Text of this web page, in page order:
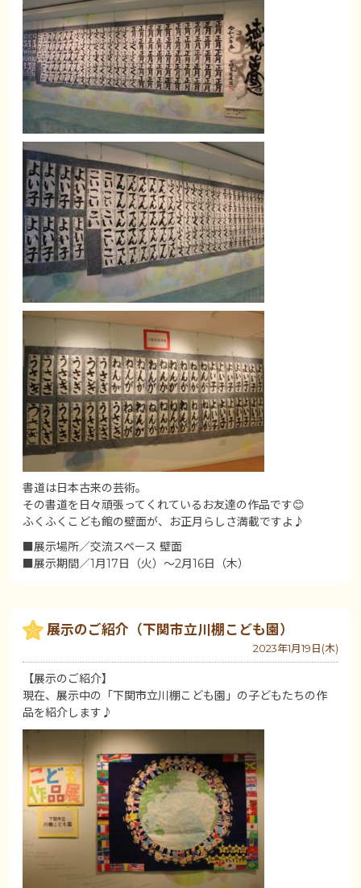
書道は日本古来の芸術。
その書道を日々頑張ってくれているお友達の作品です😊
ふくふくこども館の壁面が、お正月らしさ満載ですよ♪
■展示場所／交流スペース 壁面
■展示期間／1月17日（火）～2月16日（木）
展示のご紹介（下関市立川棚こども園）
2023年1月19日(木)
【展示のご紹介】
現在、展示中の「下関市立川棚こども園」の子どもたちの作
品を紹介します♪